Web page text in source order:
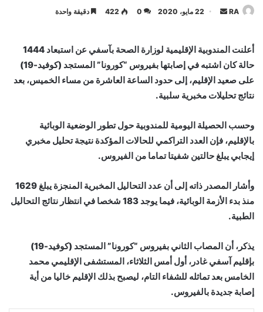
RA
أرسل 22 مايو، 2020 0
422 دقيقة واحدة
أعلنت المندوبية الإقليمية لوزارة الصحة بآسفي عن استبعاد 1444
حالة كان اشتبه في إصابتها بفيروس “كورونا” المستجد (كوفيد-19)
على صعيد الإقليم، إلى حدود الساعة العاشرة من مساء الخميس، بعد
نتائج تحليلات مخبرية سلبية.
وحسب الحصيلة اليومية للمندوبية حول تطور الوضعية الوبائية
بالإقليم، فإن العدد التراكمي للحالات المؤكدة نتيجة تحليل مخبري
إيجابي يبلغ حالتين شفيتا تماما من الفيروس.
وأشار المصدر ذاته إلى أن عدد التحاليل المخبرية المنجزة يبلغ 1629
منذ بدء الأزمة الوبائية، فيما يوجد 183 شخصا في انتظار نتائج التحاليل
الطبية.
يذكر، أن المصاب الثاني بفيروس “كورونا” المستجد (كوفيد-19)
بإقليم آسفي غادر، أول أمس الثلاثاء، المستشفى الإقليمي محمد
الخامس بعد تماثله للشفاء التام، ليصبح بذلك الإقليم خاليا من أية
إصابة جديدة بالفيروس.